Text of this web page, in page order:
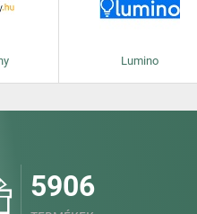
Lumino
5906